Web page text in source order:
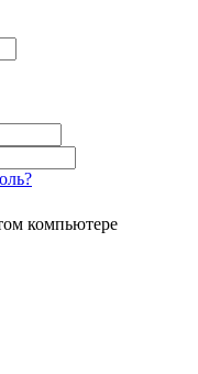
компьютере